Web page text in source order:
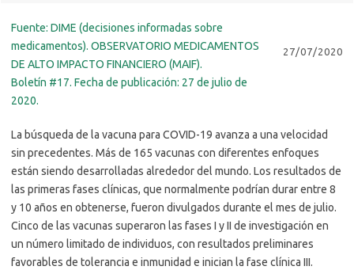
27/07/2020
Fuente: DIME (decisiones informadas sobre
medicamentos). OBSERVATORIO MEDICAMENTOS
DE ALTO IMPACTO FINANCIERO (MAIF).
Boletín #17. Fecha de publicación: 27 de julio de
2020.
La búsqueda de la vacuna para COVID-19 avanza a una velocidad
sin precedentes. Más de 165 vacunas con diferentes enfoques
están siendo desarrolladas alrededor del mundo. Los resultados de
las primeras fases clínicas, que normalmente podrían durar entre 8
y 10 años en obtenerse, fueron divulgados durante el mes de julio.
Cinco de las vacunas superaron las fases I y II de investigación en
un número limitado de individuos, con resultados preliminares
favorables de tolerancia e inmunidad e inician la fase clínica III.